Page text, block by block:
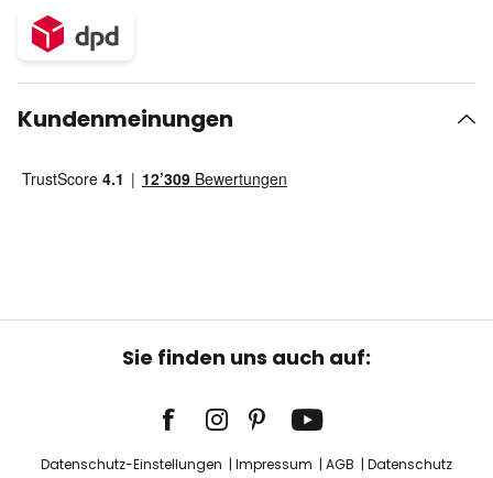
Kundenmeinungen
Sie finden uns auch auf:
Datenschutz-Einstellungen Impressum AGB Datenschutz